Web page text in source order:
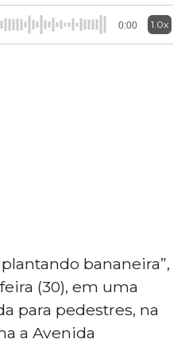
0:00 1.0x
bananeira”,
(30), em uma
para pedestres, na
a Avenida